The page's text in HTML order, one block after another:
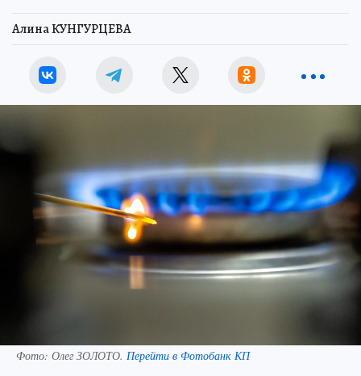
Алина КУНГУРЦЕВА
Фото: Олег ЗОЛОТО. Перейти в Фотобанк КП